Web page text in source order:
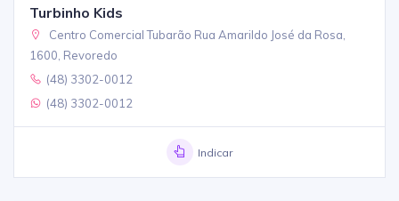
Turbinho Kids
Centro Comercial Tubarão Rua Amarildo José da Rosa,
1600, Revoredo
(48) 3302-0012
(48) 3302-0012
Indicar